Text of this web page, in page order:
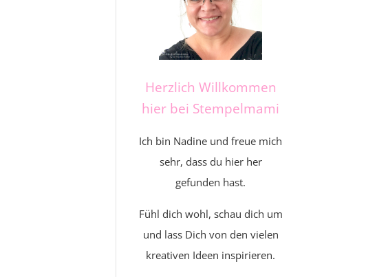
Herzlich Willkommen
hier bei Stempelmami
Ich bin Nadine und freue mich
sehr, dass du hier her
gefunden hast.
Fühl dich wohl, schau dich um
und lass Dich von den vielen
kreativen Ideen inspirieren.